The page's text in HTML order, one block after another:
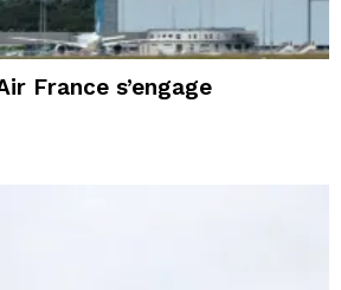
France s’engage